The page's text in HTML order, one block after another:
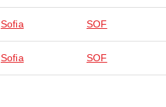
Sofia SOF
Sofia SOF